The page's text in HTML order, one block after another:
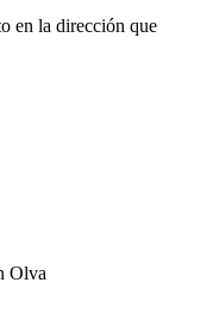
en la dirección que
Olva